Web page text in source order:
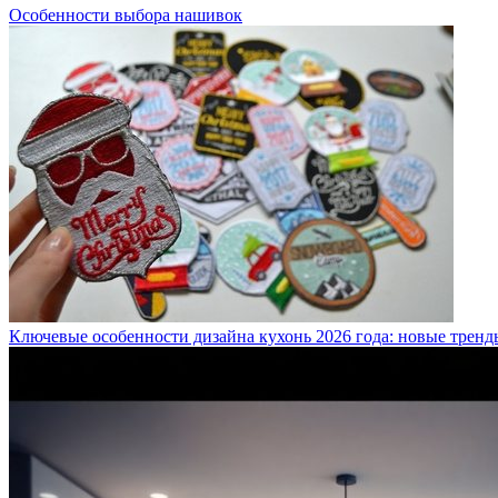
Особенности выбора нашивок
Ключевые особенности дизайна кухонь 2026 года: новые